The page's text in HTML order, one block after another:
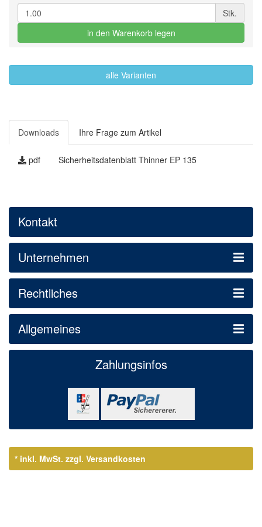
Stk.
in den Warenkorb legen
alle Varianten
Downloads Ihre Frage zum Artikel
pdf Sicherheitsdatenblatt Thinner EP 135
Kontakt
Unternehmen
Rechtliches
Allgemeines
Zahlungsinfos
* inkl. MwSt. zzgl. Versandkosten